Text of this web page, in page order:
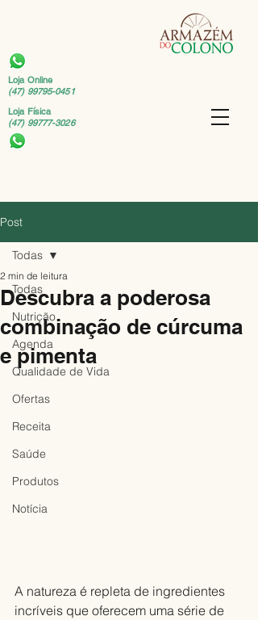
Loja Física
(47) 99777-3026
Loja Online
(47) 99795-0451
Post
Todas
Nutrição
Agenda
Qualidade de Vida
Ofertas
Receita
Saúde
Produtos
Notícia
Todas
Descubra a poderosa
combinação de cúrcuma
e pimenta
2 min de leitura
A natureza é repleta de ingredientes
incríveis que oferecem uma série de